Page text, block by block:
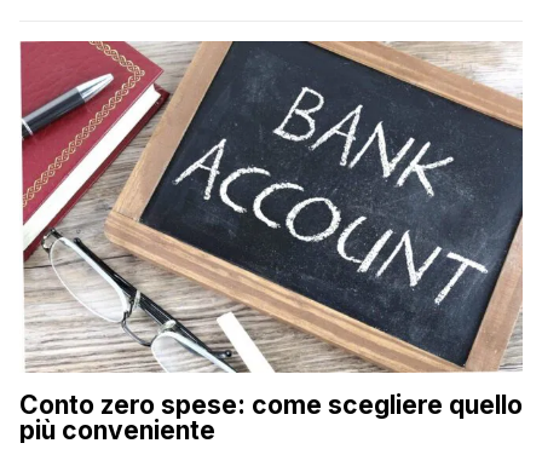
Conto zero spese: come scegliere quello
più conveniente